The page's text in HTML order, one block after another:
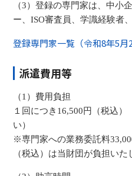
（3）登録の専門家は、中小
ー、ISO審査員、学識経験者
登録専門家一覧（令和8年5
派遣費用等
（1）費用負担
１回につき16,500円（税込
い）
※専門家への業務委託料
（税込）は当財団が負担いた